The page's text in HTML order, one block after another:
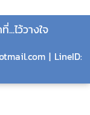
ไว้วางใจ
| LineID: